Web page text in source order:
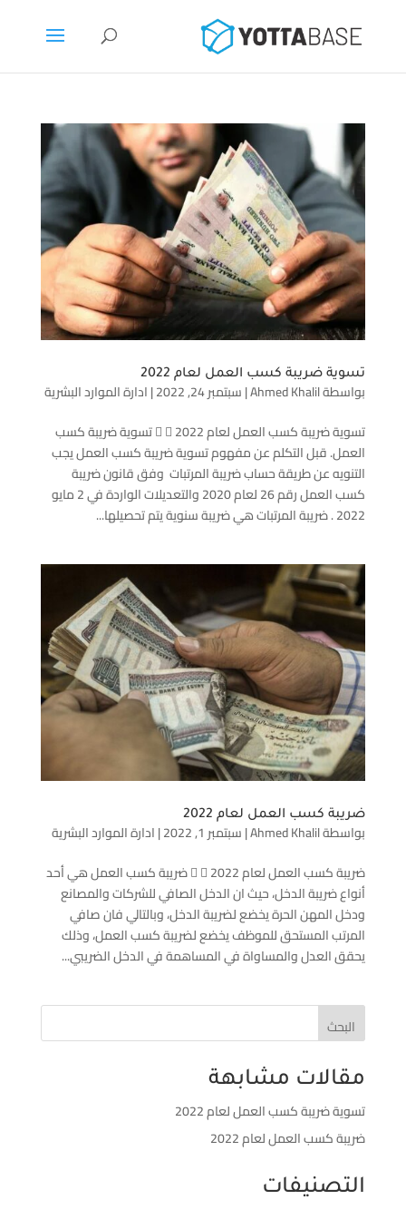
تسوية ضريبة كسب العمل لعام 2022
بواسطةAhmed Khalil
|سبتمبر 24, 2022 |ادارة الموارد البشرية
تسوية ضريبة كسب العمل لعام 2022   تسوية ضريبة كسب
العمل. قبل التكلم عن مفهوم تسوية ضريبة كسب العمل يجب
التنويه عن طريقة حساب ضريبة المرتبات وفق قانون ضريبة
كسب العمل رقم 26 لعام 2020 والتعديلات الواردة في 2 مايو
2022 . ضريبة المرتبات هي ضريبة سنوية يتم تحصيلها...
ضريبة كسب العمل لعام 2022
بواسطةAhmed Khalil
|سبتمبر 1, 2022 |ادارة الموارد البشرية
ضريبة كسب العمل لعام 2022   ضريبة كسب العمل هي أحد
أنواع ضريبة الدخل، حيث ان الدخل الصافي للشركات والمصانع
ودخل المهن الحرة يخضع لضريبة الدخل، وبالتالي فان صافي
المرتب المستحق للموظف يخضع لضريبة كسب العمل، وذلك
يحقق العدل والمساواة في المساهمة في الدخل الضريبي...
البحث
مقالات مشابهة
تسوية ضريبة كسب العمل لعام 2022
ضريبة كسب العمل لعام 2022
التصنيفات